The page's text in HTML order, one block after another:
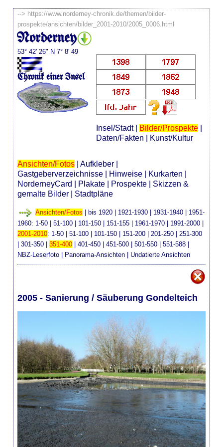
--> https://www.norderney-chronik.de/themen/bilder-
prospekte/ansichten/bilder_2001-2010/2005_0006.html
Norderney
53° 42' 26" N 7° 8' 49
Chronik einer Insel
Insel/Stadt| Bilder/Prospekte|
Daten/Fakten
Kunst/Kultur
Ansichten/Fotos |Aufkleber
Gastgeberverzeichnisse
Hinweise Kurkarten
NorderneyCard
Plakate Prospekte
Skizzen &
gemalte Bilder
Stadtpläne
Ansichten/Fotos bis 1920 1921-1930 1931-1940
1951-
1960: 1-50 |51-100 | 101-150 | 151-155 | 1961-1970 | 1991-2000 |
2001-2010: 1-50 |51-100 | 101-150 | 151-200 | 201-250 | 251-300
|301-350 |351-400 |401-450 |451-500 |501-550 |551-588 |
NBZ-Leserfoto | Panorama-Ansichten | Undatierte Ansichten
2005 - Sanierung / Säuberung Gondelteich